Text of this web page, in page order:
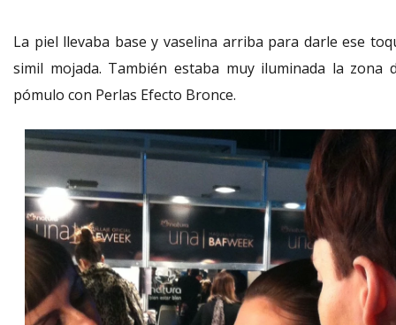
La piel llevaba base y vaselina arriba para darle ese
simil mojada. También estaba muy iluminada la zona
pómulo con Perlas Efecto Bronce.